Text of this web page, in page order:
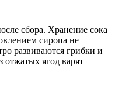
сбора. Хранение сока
сиропа не
развиваются грибки и
ягод варят